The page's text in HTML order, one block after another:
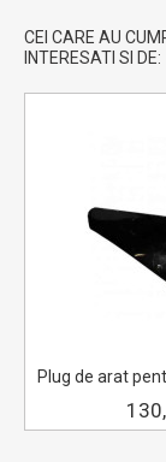
CEI CARE AU
INTERESATI SI DE:
Plug de arat